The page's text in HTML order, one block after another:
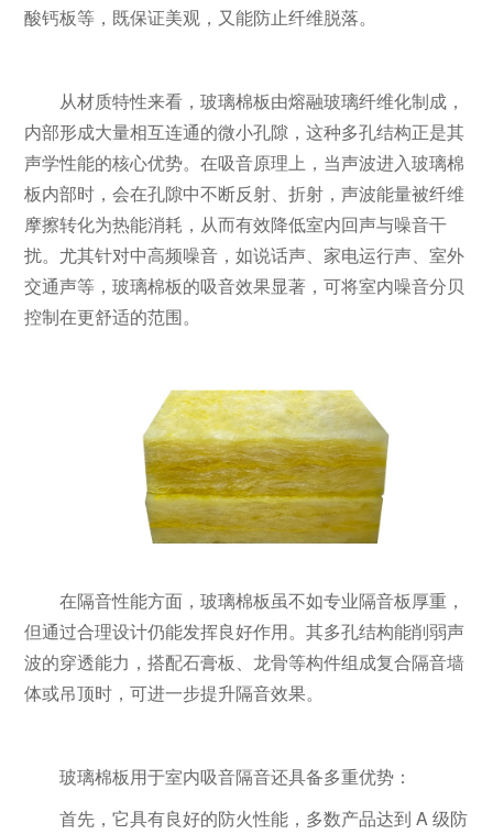
酸钙板等，既保证美观，又能防止纤维脱落。
从材质特性来看，玻璃棉板由熔融玻璃纤维化制成，
内部形成大量相互连通的微小孔隙，这种多孔结构正是其
声学性能的核心优势。在吸音原理上，当声波进入玻璃棉
板内部时，会在孔隙中不断反射、折射，声波能量被纤维
摩擦转化为热能消耗，从而有效降低室内回声与噪音干
扰。尤其针对中高频噪音，如说话声、家电运行声、室外
交通声等，玻璃棉板的吸音效果显著，可将室内噪音分贝
控制在更舒适的范围。
在隔音性能方面，玻璃棉板虽不如专业隔音板厚重，
但通过合理设计仍能发挥良好作用。其多孔结构能削弱声
波的穿透能力，搭配石膏板、龙骨等构件组成复合隔音墙
体或吊顶时，可进一步提升隔音效果。
玻璃棉板用于室内吸音隔音还具备多重优势：
首先，它具有良好的防火性能，多数产品达到 A 级防